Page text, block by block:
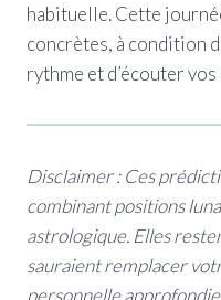
habituelle. Cette
concrètes, à condition
rythme et d’écouter
Disclaimer : Ces
combinant positions
astrologique. Elles
sauraient remplacer
personnelle